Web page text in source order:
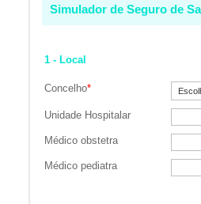
Simulador de Seguro de
1 - Local
Concelho*
Unidade Hospitalar
Médico obstetra
Médico pediatra